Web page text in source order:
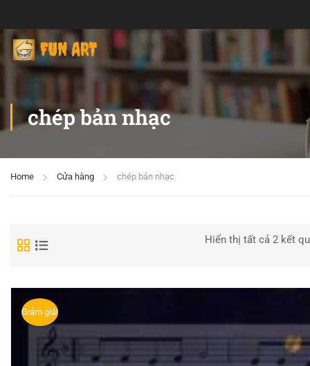
chép bản nhạc
Home Cửa hàng chép bản nhạc
Hiển thị tất cả 2 kết
Giảm giá!